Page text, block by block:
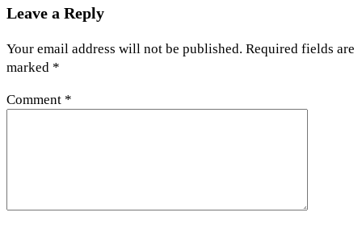
Leave a Reply
Your email address will not be published. Required fields are
marked *
Comment *